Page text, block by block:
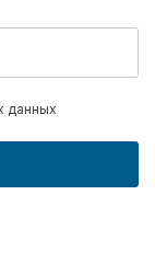
данных